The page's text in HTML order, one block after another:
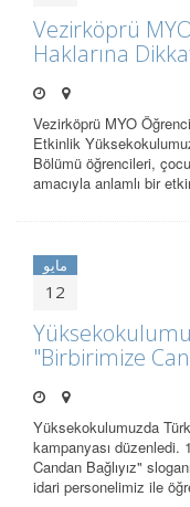
Vezirköprü
Haklarına
Vezirköprü MYO
Etkinlik
Bölümü öğrencileri,
amacıyla anlamlı bir
مايو
12
"Birbirimize
Yüksekokulumuzda Türk
kampanyası düzenledi.
Candan Bağlıyız"
idari personelimiz ile